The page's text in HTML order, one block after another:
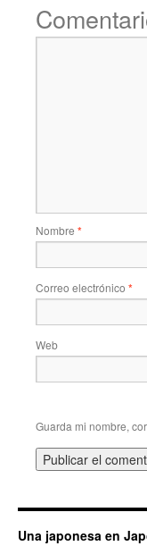
Nombre *
Correo electrónico *
Web
Guarda mi nombre,
Una japonesa en